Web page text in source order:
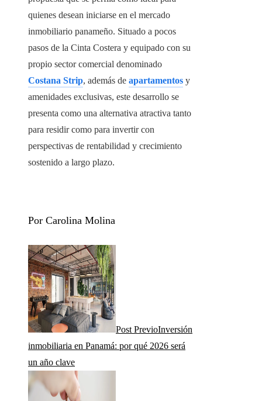
quienes desean iniciarse en el mercado
inmobiliario panameño. Situado a pocos
pasos de la Cinta Costera y equipado con su
propio sector comercial denominado
Costana Strip, además de apartamentos y
amenidades exclusivas, este desarrollo se
presenta como una alternativa atractiva tanto
para residir como para invertir con
perspectivas de rentabilidad y crecimiento
sostenido a largo plazo.
Por Carolina Molina
Post PrevioInversión
inmobiliaria en Panamá: por qué 2026 será
un año clave